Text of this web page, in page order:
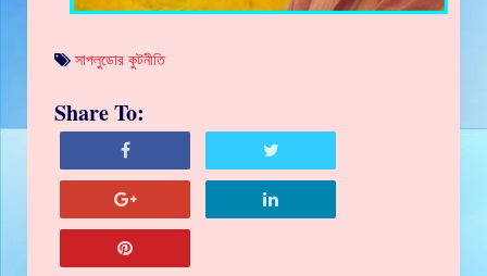
সাপলুডোর কুটনীতি
Share To: